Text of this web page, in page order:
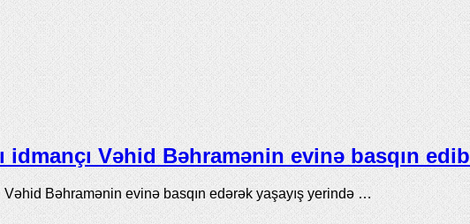
Vəhid Bəhramənin evinə basqın edib
Bəhramənin evinə basqın edərək yaşayış yerində …